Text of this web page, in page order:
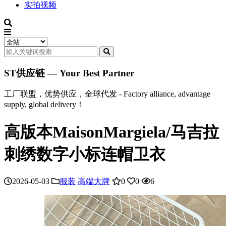
实拍视频
ST供应链 — Your Best Partner
工厂联盟，优势供应，全球代发 - Factory alliance, advantage
supply, global delivery！
高版本MaisonMargiela/马吉拉
刺绣数字小标连帽卫衣
2026-05-03 服装 高端大牌 0 0 6